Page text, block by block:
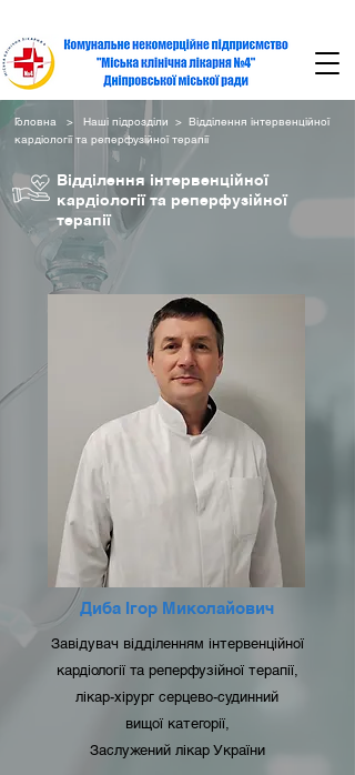
Головна > Наші підрозділи > Відділення інтервенційної
кардіології та реперфузійної терапії
Відділення інтервенційної
кардіології та реперфузійної
терапії
Диба Ігор Миколайович
Завідувач відділенням інтервенційної
кардіології та реперфузійної терапії,
лікар-хірург серцево-судинний
вищої категорії,
Заслужений лікар України